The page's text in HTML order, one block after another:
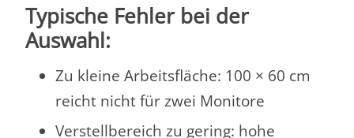
Typische Fehler bei der
Auswahl:
Zu kleine Arbeitsfläche: 100 × 60 cm
reicht nicht für zwei Monitore
Verstellbereich zu gering: hohe